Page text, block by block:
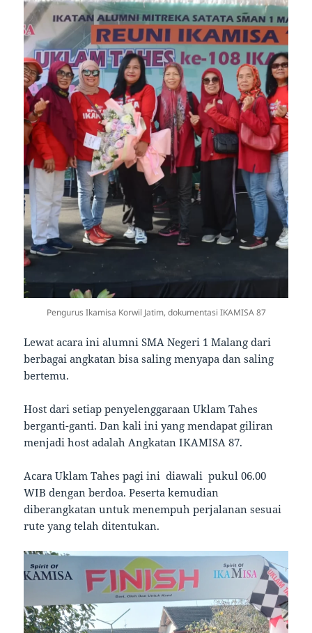
Pengurus Ikamisa Korwil Jatim, dokumentasi IKAMISA 87
Lewat acara ini alumni SMA Negeri 1 Malang dari
berbagai angkatan bisa saling menyapa dan saling
bertemu.
Host dari setiap penyelenggaraan Uklam Tahes
berganti-ganti. Dan kali ini yang mendapat giliran
menjadi host adalah Angkatan IKAMISA 87.
Acara Uklam Tahes pagi ini diawali pukul 06.00
WIB dengan berdoa. Peserta kemudian
diberangkatan untuk menempuh perjalanan sesuai
rute yang telah ditentukan.